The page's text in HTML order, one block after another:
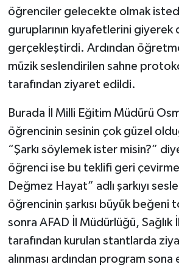
öğrenciler gelecekte olmak
guruplarının kıyafetlerini giyerek
gerçekleştirdi. Ardından
müzik seslendirilen sahne
tarafından ziyaret edildi.
Burada İl Milli Eğitim Müdürü
öğrencinin sesinin çok güzel
“Şarkı söylemek ister misin?”
öğrenci ise bu teklifi geri
Değmez Hayat” adlı şarkıyı
öğrencinin şarkısı büyük beğeni
sonra AFAD İl Müdürlüğü, Sağlık
tarafından kurulan stantlarda
alınması ardından program